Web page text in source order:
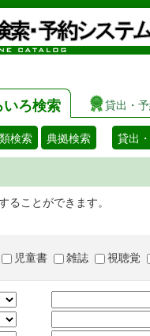
いろ検索 貸出・
検索 典拠検索 貸出
ることができます。
児童書 雑誌 視聴覚